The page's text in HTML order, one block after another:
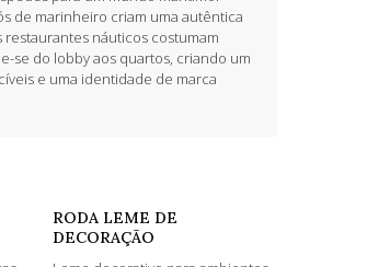
de marinheiro criam uma autêntica
náuticos costumam
se do lobby aos quartos, criando um
e uma identidade de marca
RODA LEME DE
DECORAÇÃO